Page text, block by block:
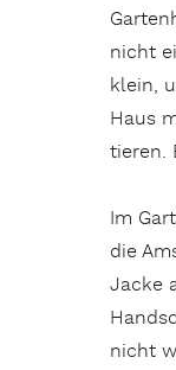
nicht
klein,
Haus
tieren.
Im
die
Jacke
nicht